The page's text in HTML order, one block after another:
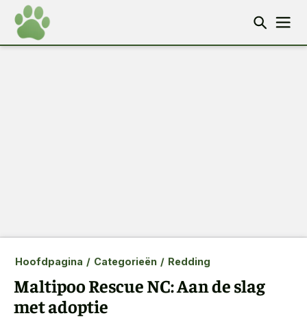
Hoofdpagina / Categorieën / Redding
Maltipoo Rescue NC: Aan de slag
met adoptie